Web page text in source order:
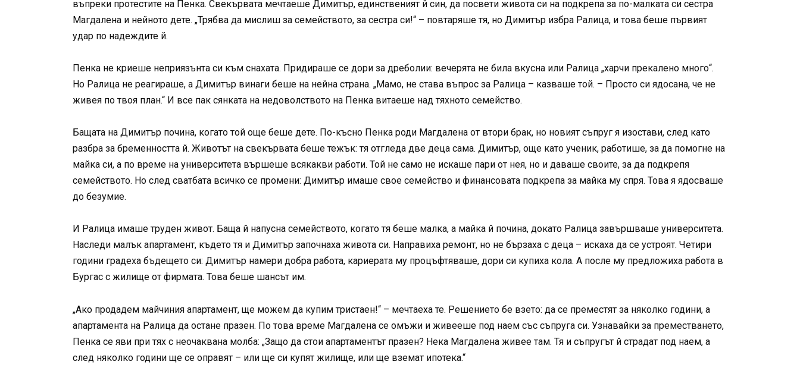
въпреки протестите на Пенка. Свекървата мечтаеше Димитър, единственият й син, да посвети живота си на подкрепа за по-малката си сестра
Магдалена и нейното дете. „Трябва да мислиш за семейството, за сестра си!“ – повтаряше тя, но Димитър избра Ралица, и това беше първият
удар по надеждите й.
Пенка не криеше неприязънта си към снахата. Придираше се дори за дреболии: вечерята не била вкусна или Ралица „харчи прекалено много“.
Но Ралица не реагираше, а Димитър винаги беше на нейна страна. „Мамо, не става въпрос за Ралица – казваше той. – Просто си ядосана, че не
живея по твоя план.“ И все пак сянката на недоволството на Пенка витаеше над тяхното семейство.
Бащата на Димитър почина, когато той още беше дете. По-късно Пенка роди Магдалена от втори брак, но новият съпруг я изостави, след като
разбра за бременността й. Животът на свекървата беше тежък: тя отгледа две деца сама. Димитър, още като ученик, работише, за да помогне на
майка си, а по време на университета вършеше всякакви работи. Той не само не искаше пари от нея, но и даваше своите, за да подкрепя
семейството. Но след сватбата всичко се промени: Димитър имаше свое семейство и финансовата подкрепа за майка му спря. Това я ядосваше
до безумие.
И Ралица имаше труден живот. Баща й напусна семейството, когато тя беше малка, а майка й почина, докато Ралица завършваше университета.
Наследи малък апартамент, където тя и Димитър започнаха живота си. Направиха ремонт, но не бързаха с деца – искаха да се устроят. Четири
години градеха бъдещето си: Димитър намери добра работа, кариерата му процъфтяваше, дори си купиха кола. А после му предложиха работа в
Бургас с жилище от фирмата. Това беше шансът им.
„Ако продадем майчиния апартамент, ще можем да купим тристаен!“ – мечтаеха те. Решението бе взето: да се преместят за няколко години, а
апартамента на Ралица да остане празен. По това време Магдалена се омъжи и живееше под наем със съпруга си. Узнавайки за преместването,
Пенка се яви при тях с неочаквана молба: „Защо да стои апартаментът празен? Нека Магдалена живее там. Тя и съпругът й страдат под наем, а
след няколко години ще се оправят – или ще си купят жилище, или ще вземат ипотека.“